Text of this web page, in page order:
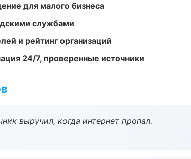
для малого бизнеса
службами
и рейтинг организаций
24/7, проверенные источники
выручил, когда интернет пропал.